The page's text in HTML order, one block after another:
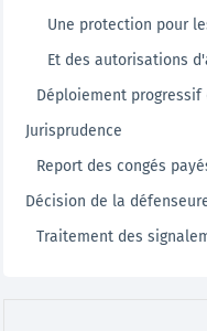
Une protection pour
Et des autorisations
Déploiement progressif
Jurisprudence
Report des congés
Décision de la
Traitement des